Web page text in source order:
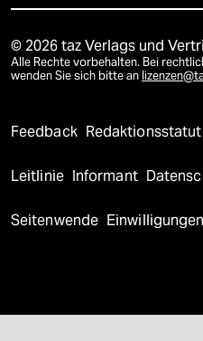
© 2026 taz Verlags und
Alle Rechte vorbehalten. Bei
wenden Sie sich bitte an
Feedback Redaktionsstatut
Leitlinie Informant
Seitenwende